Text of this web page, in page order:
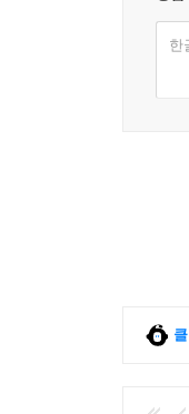
히려
수도 있
이 책
신기
“태초
대상으
데 집
한